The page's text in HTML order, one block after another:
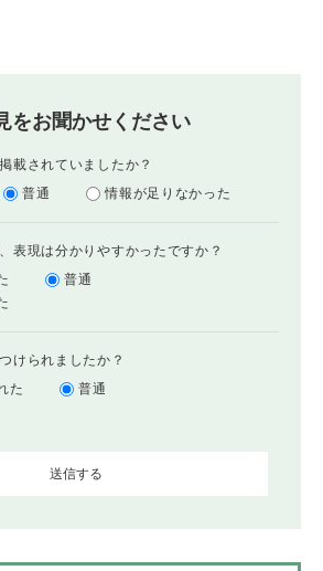
をお聞かせください
載されていましたか？
普通 情報が足りなかった
表現は分かりやすかったですか？
普通
けられましたか？
た
普通